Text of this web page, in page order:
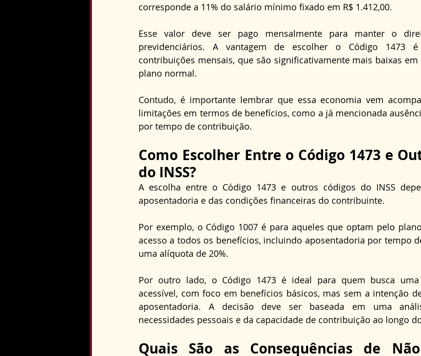
corresponde a 11% do salário mínimo fixado em R$ 1.412,00.
Esse valor deve ser pago mensalmente para manter o
previdenciários. A vantagem de escolher o Código 1473
contribuições mensais, que são significativamente mais baixas
plano normal.
Contudo, é importante lembrar que essa economia vem
limitações em termos de benefícios, como a já mencionada
por tempo de contribuição.
Como Escolher Entre o Código 1473 e
do INSS?
A escolha entre o Código 1473 e outros códigos do INSS
aposentadoria e das condições financeiras do contribuinte.
Por exemplo, o Código 1007 é para aqueles que optam pelo
acesso a todos os benefícios, incluindo aposentadoria por tempo
uma alíquota de 20%.
Por outro lado, o Código 1473 é ideal para quem busca
acessível, com foco em benefícios básicos, mas sem a intenção
aposentadoria. A decisão deve ser baseada em uma
necessidades pessoais e da capacidade de contribuição ao longo
Quais São as Consequências de